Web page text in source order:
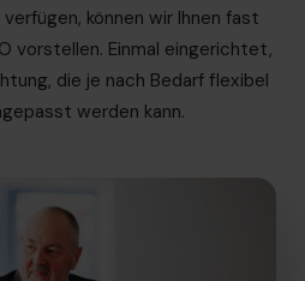
können wir Ihnen fast
vorstellen. Einmal eingerichtet,
die je nach Bedarf flexibel
werden kann.